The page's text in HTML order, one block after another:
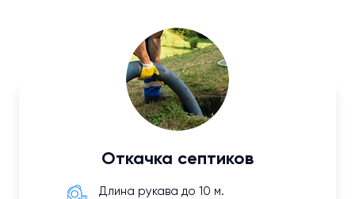
Откачка септиков
Длина рукава до 10 м.